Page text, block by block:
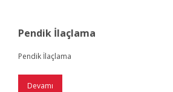
Pendik İlaçlama
Pendik İlaçlama
Devamı